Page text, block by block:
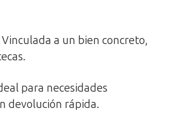
Vinculada a un bien concreto,
para necesidades
devolución rápida.